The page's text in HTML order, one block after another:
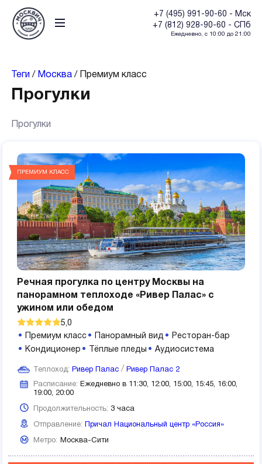
+7 (495) 991-90-60 - Мск
+7 (812) 928-90-60 - СПб
Ежедневно, с 10:00 до 21:00
Теги / Москва/ Премиум класс
Прогулки
Прогулки
ПРЕМИУМ КЛАСС
Речная прогулка по центру Москвы на
панорамном теплоходе «Ривер Палас» с
ужином или обедом
5,0
Премиум класс
Панорамный вид
Ресторан-бар
Кондиционер
Тёплые пледы Аудиосистема
Теплоход: Ривер Палас Ривер Палас 2
Расписание: Ежедневно в 11:30, 12:00, 15:00, 15:45, 16:00,
19:00, 20:00
Продолжительность: 3 часа
Отправление: Причал Национальный центр «Россия»
Метро: Москва-Сити